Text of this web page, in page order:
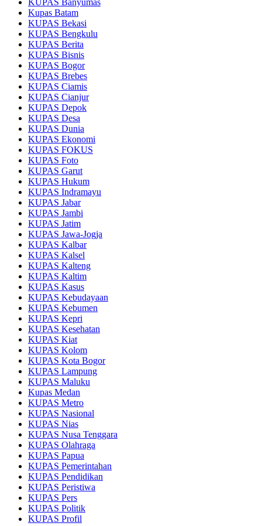
KUPAS Banyumas
Kupas Batam
KUPAS Bekasi
KUPAS Bengkulu
KUPAS Berita
KUPAS Bisnis
KUPAS Bogor
KUPAS Brebes
KUPAS Ciamis
KUPAS Cianjur
KUPAS Depok
KUPAS Desa
KUPAS Dunia
KUPAS Ekonomi
KUPAS FOKUS
KUPAS Foto
KUPAS Garut
KUPAS Hukum
KUPAS Indramayu
KUPAS Jabar
KUPAS Jambi
KUPAS Jatim
KUPAS Jawa-Jogja
KUPAS Kalbar
KUPAS Kalsel
KUPAS Kalteng
KUPAS Kaltim
KUPAS Kasus
KUPAS Kebudayaan
KUPAS Kebumen
KUPAS Kepri
KUPAS Kesehatan
KUPAS Kiat
KUPAS Kolom
KUPAS Kota Bogor
KUPAS Lampung
KUPAS Maluku
Kupas Medan
KUPAS Metro
KUPAS Nasional
KUPAS Nias
KUPAS Nusa Tenggara
KUPAS Olahraga
KUPAS Papua
KUPAS Pemerintahan
KUPAS Pendidikan
KUPAS Peristiwa
KUPAS Pers
KUPAS Politik
KUPAS Profil